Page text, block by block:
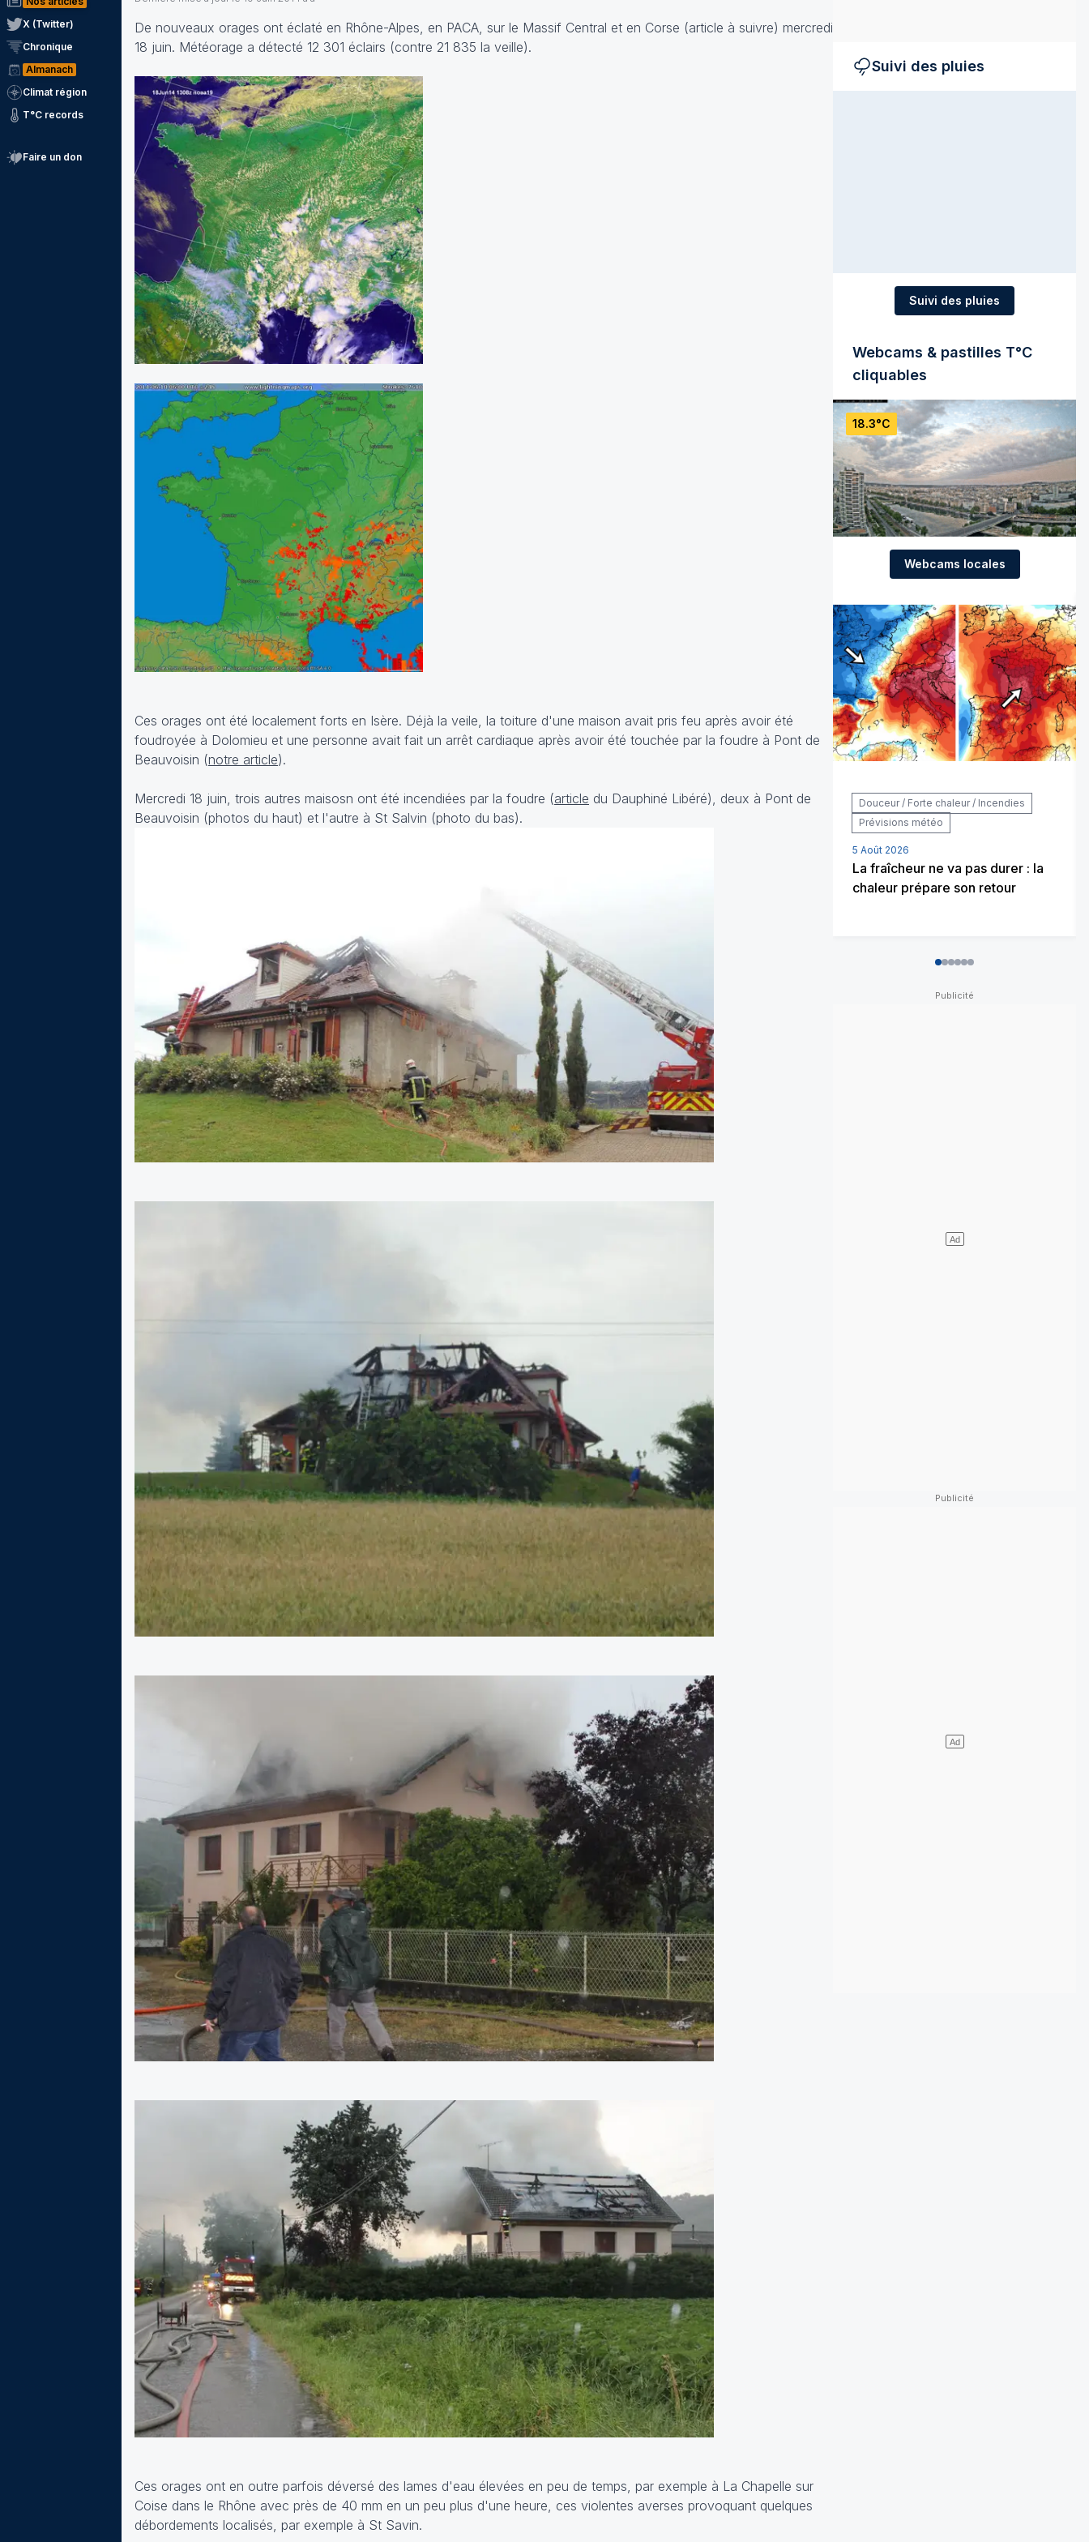
X (Twitter)
Chronique
Almanach
Climat région
T°C records
Faire un don
De nouveaux orages ont éclaté en Rhône-Alpes, en PACA, sur le Massif Central et en Corse (article à suivre) mercredi
18 juin. Météorage a détecté 12 301 éclairs (contre 21 835 la veille).
Ces orages ont été localement forts en Isère. Déjà la veile, la toiture d'une maison avait pris feu après avoir été
foudroyée à Dolomieu et une personne avait fait un arrêt cardiaque après avoir été touchée par la foudre à Pont de
Beauvoisin (notre article).
Mercredi 18 juin, trois autres maisosn ont été incendiées par la foudre (article du Dauphiné Libéré), deux à Pont de
Beauvoisin (photos du haut) et l'autre à St Salvin (photo du bas).
Ces orages ont en outre parfois déversé des lames d'eau élevées en peu de temps, par exemple à La Chapelle sur
Coise dans le Rhône avec près de 40 mm en un peu plus d'une heure, ces violentes averses provoquant quelques
débordements localisés, par exemple à St Savin.
Suivi des pluies
Suivi des pluies
Webcams & pastilles T°C
cliquables
18.3°C
Webcams locales
Douceur / Forte chaleur / Incendies
Prévisions météo
5 Août 2026
La fraîcheur ne va pas durer : la
chaleur prépare son retour
012345